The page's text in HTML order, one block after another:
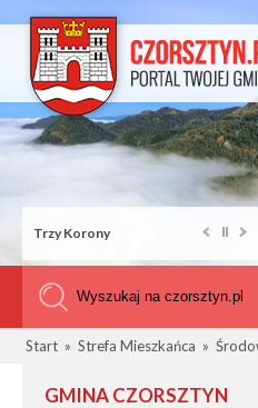
Trzy Korony
Start » Strefa Mieszkańca »
GMINA CZORSZTYN